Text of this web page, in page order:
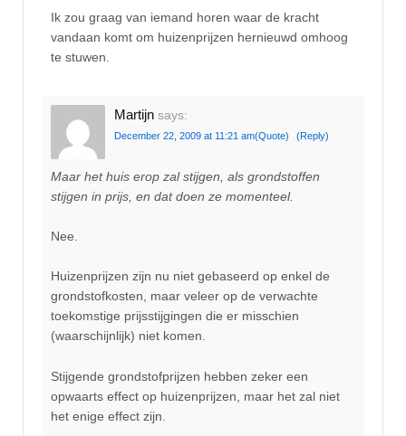
Ik zou graag van iemand horen waar de kracht
vandaan komt om huizenprijzen hernieuwd omhoog
te stuwen.
Martijn says:
December 22, 2009 at 11:21 am(Quote) (Reply)
Maar het huis erop zal stijgen, als grondstoffen
stijgen in prijs, en dat doen ze momenteel.
Nee.
Huizenprijzen zijn nu niet gebaseerd op enkel de
grondstofkosten, maar veleer op de verwachte
toekomstige prijsstijgingen die er misschien
(waarschijnlijk) niet komen.
Stijgende grondstofprijzen hebben zeker een
opwaarts effect op huizenprijzen, maar het zal niet
het enige effect zijn.